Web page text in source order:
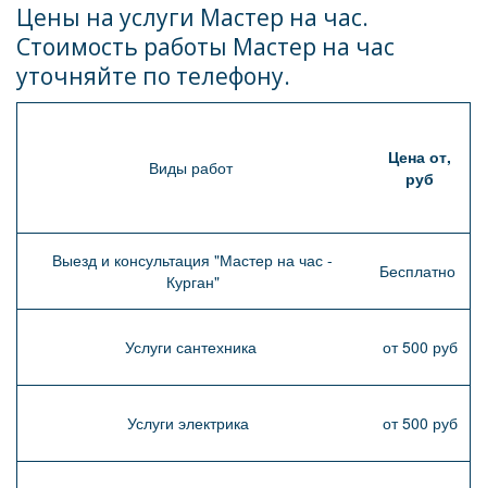
Цены на услуги Мастер на час.
Стоимость работы Мастер на час
уточняйте по телефону.
Виды работ
Цена от,
руб
Выезд и консультация "Мастер на час -
Курган"
Бесплатно
Услуги сантехника от 500 руб
Услуги электрика от 500 руб